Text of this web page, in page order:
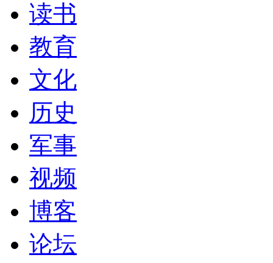
读书
教育
文化
历史
军事
视频
博客
论坛